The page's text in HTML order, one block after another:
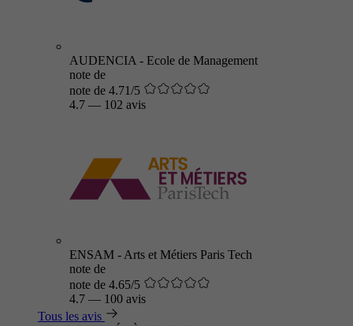
AUDENCIA - Ecole de Management
note de
note de 4.71/5
4.7 — 102 avis
ENSAM - Arts et Métiers Paris Tech
note de
note de 4.65/5
4.7 — 100 avis
Tous les avis